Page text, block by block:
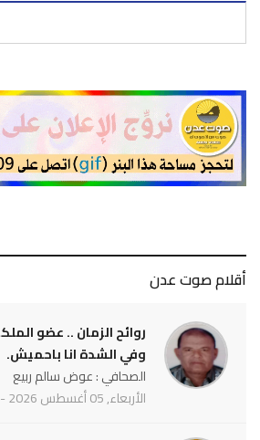
أقلام صوت عدن
وفي الشدة انا باحميش.
الصحافي : عوض سالم ربيع
الأربعاء, 05 أغسطس 2026 - 10:03 م